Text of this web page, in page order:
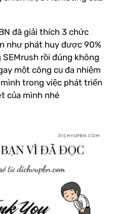
đã giải thích 3 chức
như phát huy được 90%
rồi đúng không
một công cụ đa nhiệm
trong việc phát triển
của mình nhé